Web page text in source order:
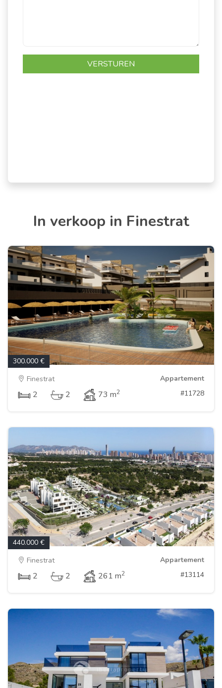
In verkoop in Finestrat
300.000 €
Finestrat
Appartement
2 2 73 m2 #11728
440.000 €
Finestrat
Appartement
2 2 261 m2 #13114